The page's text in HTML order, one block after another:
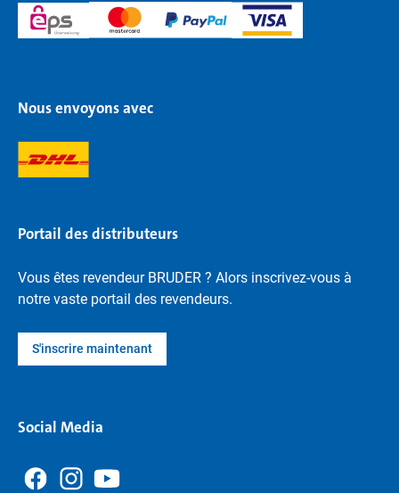
Nous envoyons avec
Portail des distributeurs
Vous êtes revendeur BRUDER ? Alors inscrivez-vous à
notre vaste portail des revendeurs.
S'inscrire maintenant
Social Media